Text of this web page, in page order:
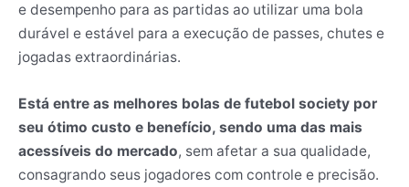
e desempenho para as partidas ao utilizar uma bola
durável e estável para a execução de passes, chutes e
jogadas extraordinárias.
Está entre as melhores bolas de futebol society por
seu ótimo custo e benefício, sendo uma das mais
acessíveis do mercado, sem afetar a sua qualidade,
consagrando seus jogadores com controle e precisão.